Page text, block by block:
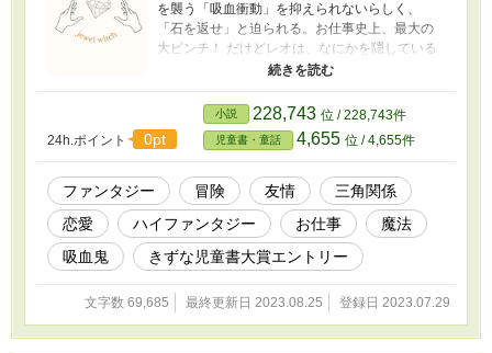
を襲う「吸血衝動」を抑えられないらしく、
「石を返せ」と迫られる。お仕事史上、最大の
大ピンチ！ だけどレオは、なにかを隠している
ようで……？ そのうえ、宝石が盗まれたり、襲
ァンタジー×ときめき×お仕事小説！ 「第1回き
ずな児童書大賞」特別賞をいただきました。
24h.ポイント
0pt
小説 228,743 位 / 228,743件
児童書・童話 4,655 位 / 4,655件
ファンタジー 冒険 友情
三角関係
恋愛
ハイファンタジー お仕事
魔法
吸血鬼
きずな児童書大賞エントリー
文字数 69,685 最終更新日 2023.08.25 登録日 2023.07.29